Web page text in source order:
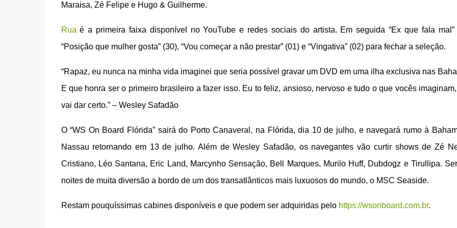
Maraisa, Zé Felipe e Hugo & Guilherme.
Rua é a primeira faixa disponível no YouTube e redes sociais do artista. Em seguida “Ex que fala mal”
“Posição que mulher gosta” (30), “Vou começar a não prestar” (01) e “Vingativa” (02) para fechar a seleção.
“Rapaz, eu nunca na minha vida imaginei que seria possível gravar um DVD em uma ilha exclusiva nas
E que honra ser o primeiro brasileiro a fazer isso. Eu to feliz, ansioso, nervoso e tudo o que vocês
vai dar certo.” – Wesley Safadão
O “WS On Board Flórida” sairá do Porto Canaveral, na Flórida, dia 10 de julho, e navegará rumo à
Nassau retornando em 13 de julho. Além de Wesley Safadão, os navegantes vão curtir shows de Zé
Cristiano, Léo Santana, Eric Land, Marcynho Sensação, Bell Marques, Murilo Huff, Dubdogz e Tirullipa.
noites de muita diversão a bordo de um dos transatlânticos mais luxuosos do mundo, o MSC Seaside.
Restam pouquíssimas cabines disponíveis e que podem ser adquiridas pelo https://wsonboard.com.br.